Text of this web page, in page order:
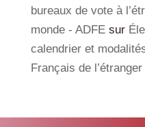
bureaux de vote à
monde - ADFEsur
calendrier et
Français de l’étranger